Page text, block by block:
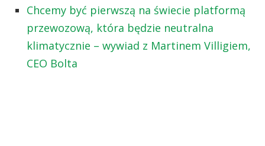
Chcemy być pierwszą na świecie platformą
przewozową, która będzie neutralna
klimatycznie – wywiad z Martinem Villigiem,
CEO Bolta